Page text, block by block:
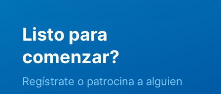
Listo para
comenzar?
Regístrate o patrocina a alguien